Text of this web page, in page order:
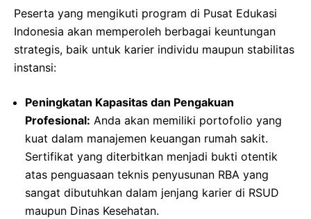
Peserta yang mengikuti program di Pusat Edukasi
Indonesia akan memperoleh berbagai keuntungan
strategis, baik untuk karier individu maupun stabilitas
instansi:
Peningkatan Kapasitas dan Pengakuan
Profesional: Anda akan memiliki portofolio yang
kuat dalam manajemen keuangan rumah sakit.
Sertifikat yang diterbitkan menjadi bukti otentik
atas penguasaan teknis penyusunan RBA yang
sangat dibutuhkan dalam jenjang karier di RSUD
maupun Dinas Kesehatan.